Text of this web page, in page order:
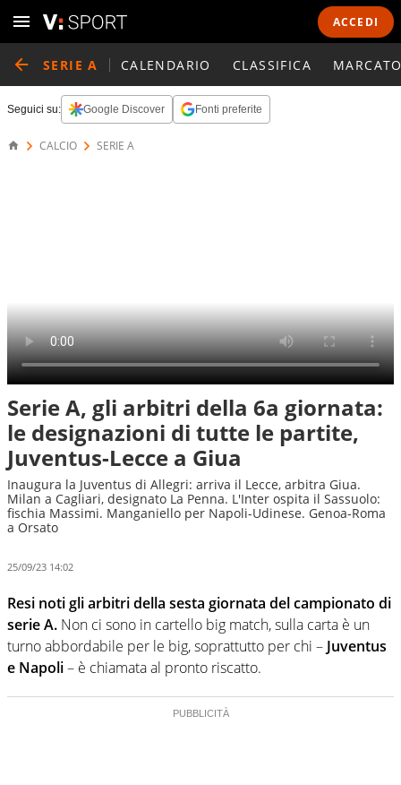
ACCEDI
SERIE A CALENDARIO CLASSIFICA
Seguici su: Google Discover Fonti preferite
CALCIO SERIE A
Serie A, gli arbitri della 6a giornata:
le designazioni di tutte le partite,
Juventus-Lecce a Giua
Inaugura la Juventus di Allegri: arriva il Lecce, arbitra Giua.
Milan a Cagliari, designato La Penna. L'Inter ospita il Sassuolo:
fischia Massimi. Manganiello per Napoli-Udinese. Genoa-Roma
a Orsato
25/09/23 14:02
Resi noti gli arbitri della sesta giornata del campionato di
serie A. Non ci sono in cartello big match, sulla carta è un
turno abbordabile per le big, soprattutto per chi – Juventus
e Napoli– è chiamata al pronto riscatto.